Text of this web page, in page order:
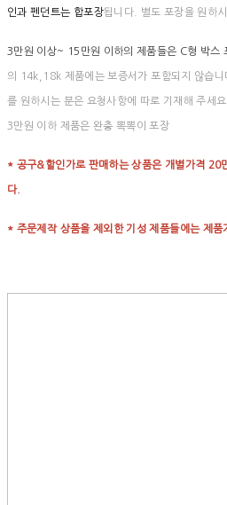
인과 펜던트는 합포장됩니다. 별도 포장을 원하
3만원 이상~ 15만원 이하의 제품들은 C형 박스
의 14k,18k 제품에는 보증서가 포함되지 않습니
를 원하시는 분은 요청사항에 따로 기재해 주세
3만원 이하 제품은 완충 뽁뽁이 포장
* 공구&할인가로 판매하는 상품은 개별가격 20
다.
* 주문제작 상품을 제외한 기성 제품들에는 제품